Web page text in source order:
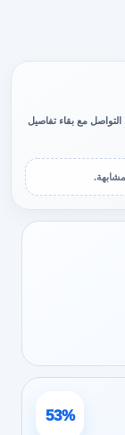
التواصل مع بقاء تفاصيل
53%